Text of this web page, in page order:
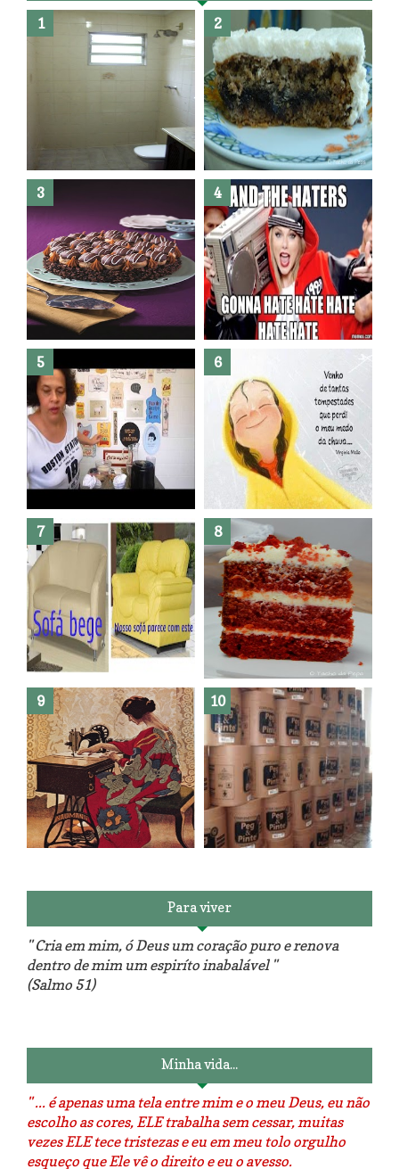
Banheiro novo por menos de
R$300,00 ?? E sem quebra
quebra ??( Editado)
Posso congelar bolo ??
Dez bolos pra fazer antes de
morrer !
Haters, como surgiram?
O medo que habita em nós.
Reforma do sofá, agora é em
patchwork!
The Red Velvet !!! O Perfeito
Para viver
" Cria em mim, ó Deus um coração puro e renova
dentro de mim um espiríto inabalável "
(Salmo 51)
Minha vida...
" ... é apenas uma tela entre mim e o meu Deus, eu não
escolho as cores, ELE trabalha sem cessar, muitas
vezes ELE tece tristezas e eu em meu tolo orgulho
esqueço que Ele vê o direito e eu o avesso.